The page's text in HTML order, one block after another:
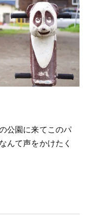
公園に来てこのパ
んて声をかけたく